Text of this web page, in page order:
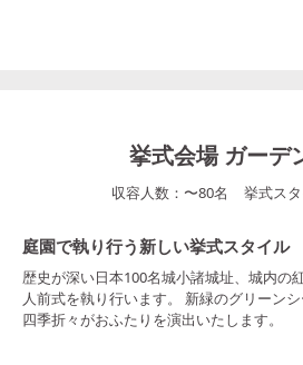
挙式会場 ガーデ
収容人数： 〜80名 挙式スタ
庭園で執り行う新しい挙式スタイル
歴史が深い日本100名城小諸城址、城内の
人前式を執り行います。 新緑のグリーン
四季折々がおふたりを演出いたします。